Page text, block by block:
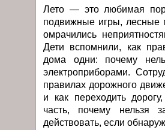
Лето — это любимая
подвижные игры, лесные
омрачились
Дети вспомнили, как
дома одни: почему
электроприборами.
правилах дорожного
и как переходить
часть, почему нельзя
действовать, если